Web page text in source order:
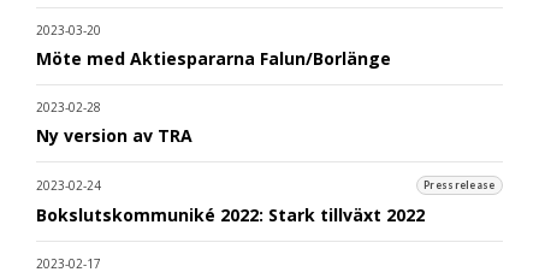
2023-03-20
Möte med Aktiespararna Falun/Borlänge
2023-02-28
Ny version av TRA
2023-02-24 Pressrelease
Bokslutskommuniké 2022: Stark tillväxt 2022
2023-02-17